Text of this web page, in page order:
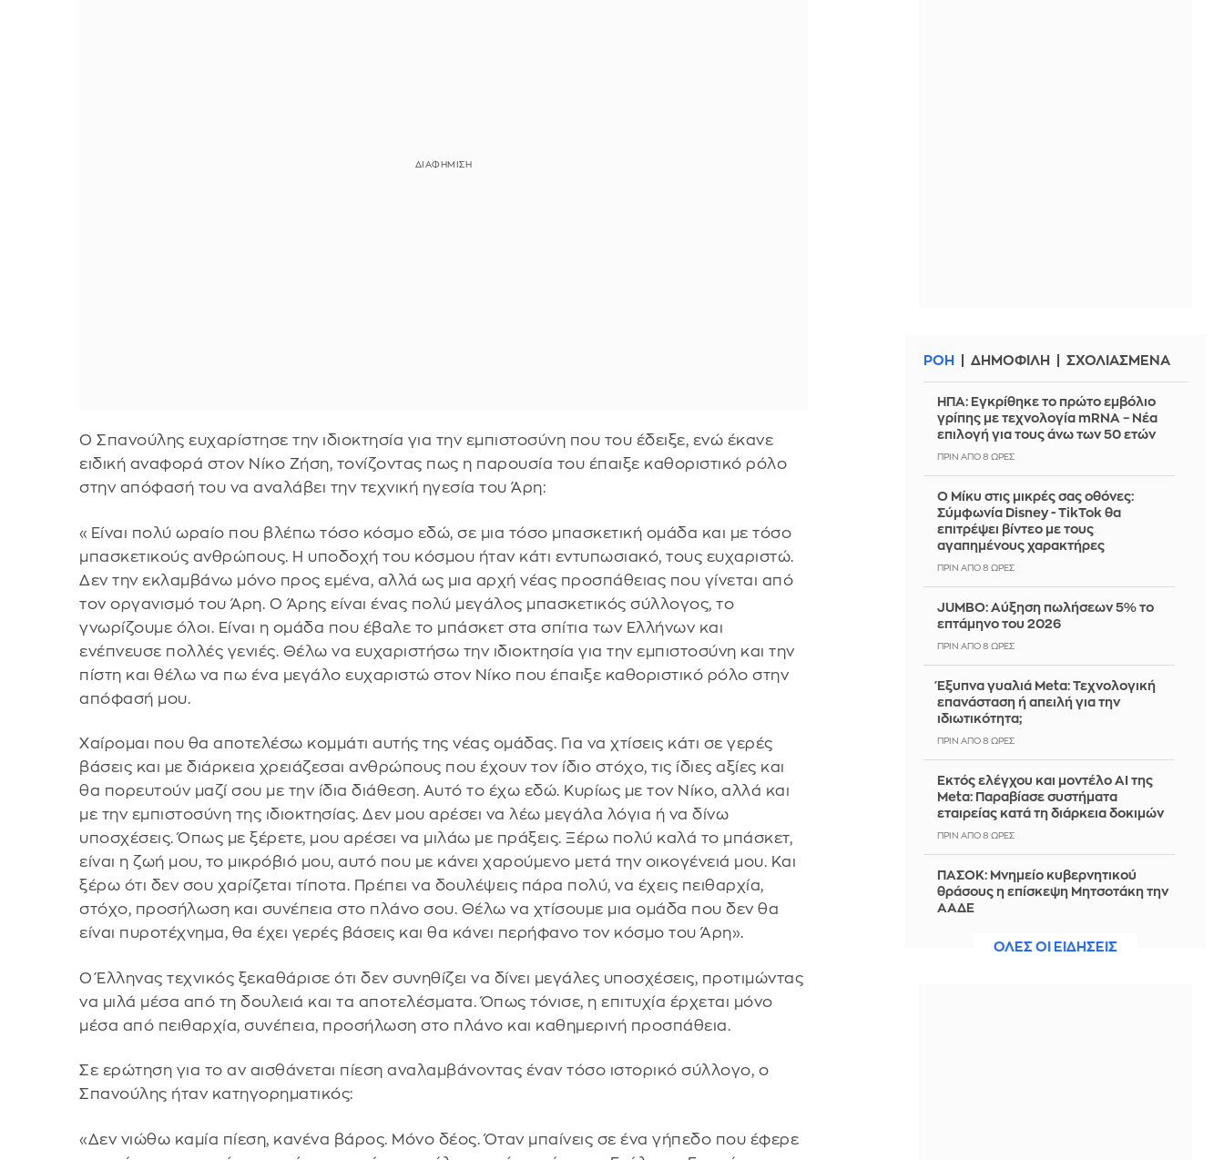
Ο Σπανούλης ευχαρίστησε την ιδιοκτησία για την εμπιστοσύνη που του έδειξε, ενώ έκανε
ειδική αναφορά στον Νίκο Ζήση, τονίζοντας πως η παρουσία του έπαιξε καθοριστικό ρόλο
στην απόφασή του να αναλάβει την τεχνική ηγεσία του Άρη:
«Είναι πολύ ωραίο που βλέπω τόσο κόσμο εδώ, σε μια τόσο μπασκετική ομάδα και με τόσο
μπασκετικούς ανθρώπους. Η υποδοχή του κόσμου ήταν κάτι εντυπωσιακό, τους ευχαριστώ.
Δεν την εκλαμβάνω μόνο προς εμένα, αλλά ως μια αρχή νέας προσπάθειας που γίνεται από
τον οργανισμό του Άρη. Ο Άρης είναι ένας πολύ μεγάλος μπασκετικός σύλλογος, το
γνωρίζουμε όλοι. Είναι η ομάδα που έβαλε το μπάσκετ στα σπίτια των Ελλήνων και
ενέπνευσε πολλές γενιές. Θέλω να ευχαριστήσω την ιδιοκτησία για την εμπιστοσύνη και την
πίστη και θέλω να πω ένα μεγάλο ευχαριστώ στον Νίκο που έπαιξε καθοριστικό ρόλο στην
απόφασή μου.
Χαίρομαι που θα αποτελέσω κομμάτι αυτής της νέας ομάδας. Για να χτίσεις κάτι σε γερές
βάσεις και με διάρκεια χρειάζεσαι ανθρώπους που έχουν τον ίδιο στόχο, τις ίδιες αξίες και
θα πορευτούν μαζί σου με την ίδια διάθεση. Αυτό το έχω εδώ. Κυρίως με τον Νίκο, αλλά και
με την εμπιστοσύνη της ιδιοκτησίας. Δεν μου αρέσει να λέω μεγάλα λόγια ή να δίνω
υποσχέσεις. Όπως με ξέρετε, μου αρέσει να μιλάω με πράξεις. Ξέρω πολύ καλά το μπάσκετ,
είναι η ζωή μου, το μικρόβιό μου, αυτό που με κάνει χαρούμενο μετά την οικογένειά μου. Και
ξέρω ότι δεν σου χαρίζεται τίποτα. Πρέπει να δουλέψεις πάρα πολύ, να έχεις πειθαρχία,
στόχο, προσήλωση και συνέπεια στο πλάνο σου. Θέλω να χτίσουμε μια ομάδα που δεν θα
είναι πυροτέχνημα, θα έχει γερές βάσεις και θα κάνει περήφανο τον κόσμο του Άρη».
Ο Έλληνας τεχνικός ξεκαθάρισε ότι δεν συνηθίζει να δίνει μεγάλες υποσχέσεις, προτιμώντας
να μιλά μέσα από τη δουλειά και τα αποτελέσματα. Όπως τόνισε, η επιτυχία έρχεται μόνο
μέσα από πειθαρχία, συνέπεια, προσήλωση στο πλάνο και καθημερινή προσπάθεια.
Σε ερώτηση για το αν αισθάνεται πίεση αναλαμβάνοντας έναν τόσο ιστορικό σύλλογο, ο
Σπανούλης ήταν κατηγορηματικός:
«Δεν νιώθω καμία πίεση, κανένα βάρος. Μόνο δέος. Όταν μπαίνεις σε ένα γήπεδο που έφερε
ΡΟΗ ΔΗΜΟΦΙΛΗ ΣΧΟΛΙΑΣΜΕΝΑ
ΗΠΑ: Εγκρίθηκε το πρώτο εμβόλιο
γρίπης με τεχνολογία mRNA – Νέα
επιλογή για τους άνω των 50 ετών
ΠΡΙΝ ΑΠΌ 8 ΏΡΕΣ
Ο Μίκυ στις μικρές σας οθόνες:
Σύμφωνία Disney - TikTok θα
επιτρέψει βίντεο με τους
αγαπημένους χαρακτήρες
ΠΡΙΝ ΑΠΌ 8 ΏΡΕΣ
JUMBO: Αύξηση πωλήσεων 5% το
επτάμηνο του 2026
ΠΡΙΝ ΑΠΌ 8 ΏΡΕΣ
Έξυπνα γυαλιά Meta: Τεχνολογική
επανάσταση ή απειλή για την
ιδιωτικότητα;
ΠΡΙΝ ΑΠΌ 8 ΏΡΕΣ
Εκτός ελέγχου και μοντέλο AI της
Meta: Παραβίασε συστήματα
εταιρείας κατά τη διάρκεια δοκιμών
ΠΡΙΝ ΑΠΌ 8 ΏΡΕΣ
ΠΑΣΟΚ: Μνημείο κυβερνητικού
θράσους η επίσκεψη Μητσοτάκη την
ΑΑΔΕ
ΟΛΕΣ ΟΙ ΕΙΔΗΣΕΙΣ